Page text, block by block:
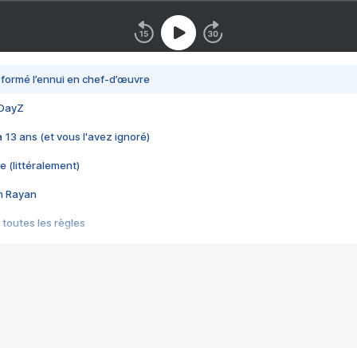
l’ennui en chef-d’œuvre
13 ans (et vous l'avez ignoré)
(littéralement)
Rayan
toutes les règles